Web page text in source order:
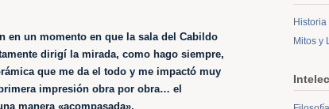
en un momento en que la sala del Cabildo
dirigí la mirada, como hago siempre,
que me da el todo y me impactó muy
impresión obra por obra… el
manera «acompasada».
Historia
Mitos y